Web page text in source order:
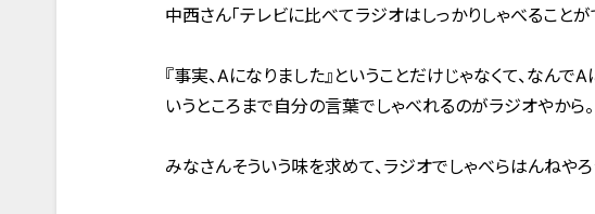
中西さん「テレビに比べてラジオはしっかりしゃべること
『事実、Aになりました』ということだけじゃなくて、なん
いうところまで自分の言葉でしゃべれるのがラジオやから。
みなさんそういう味を求めて、ラジオでしゃべらはんねや